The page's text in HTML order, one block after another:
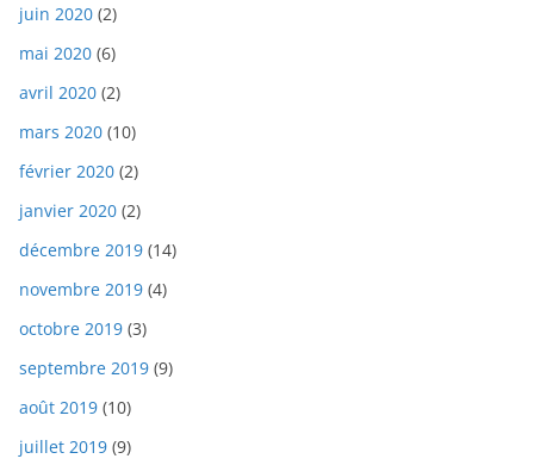
juin 2020 (2)
mai 2020 (6)
avril 2020 (2)
mars 2020 (10)
février 2020 (2)
janvier 2020 (2)
décembre 2019 (14)
novembre 2019 (4)
octobre 2019 (3)
septembre 2019 (9)
août 2019 (10)
juillet 2019 (9)